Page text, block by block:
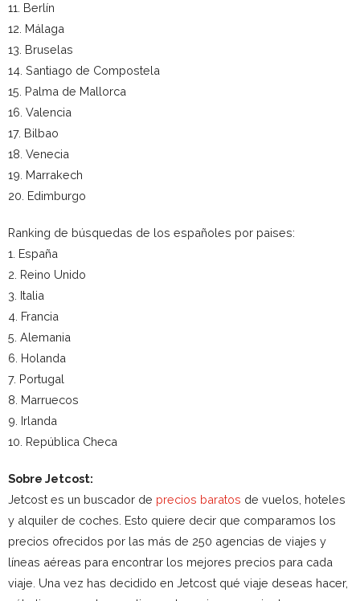
11. Berlín
12. Málaga
13. Bruselas
14. Santiago de Compostela
15. Palma de Mallorca
16. Valencia
17. Bilbao
18. Venecia
19. Marrakech
20. Edimburgo
Ranking de búsquedas de los españoles por paises:
1. España
2. Reino Unido
3. Italia
4. Francia
5. Alemania
6. Holanda
7. Portugal
8. Marruecos
9. Irlanda
10. República Checa
Sobre Jetcost:
Jetcost es un buscador de precios baratos de vuelos, hoteles
y alquiler de coches. Esto quiere decir que comparamos los
precios ofrecidos por las más de 250 agencias de viajes y
líneas aéreas para encontrar los mejores precios para cada
viaje. Una vez has decidido en Jetcost qué viaje deseas hacer,